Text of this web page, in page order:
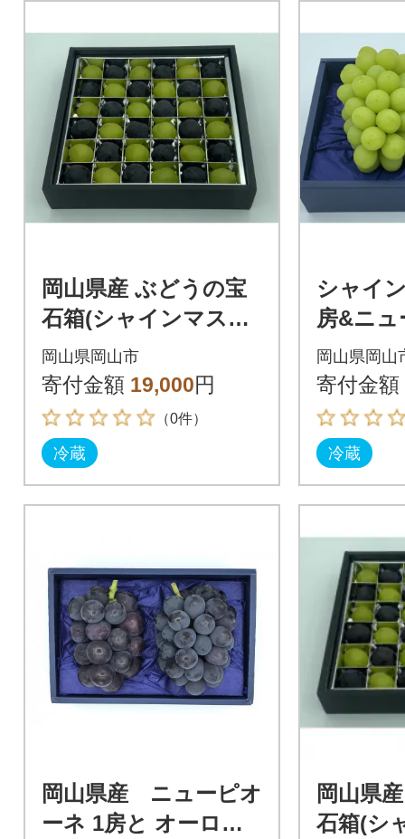
岡山県産 ぶどうの宝
石箱(シャインマスカ
ットとニューピオー
ネ又はオーロラブラ
ック)36粒
岡山県岡山市
寄付金額 19,000円
（0件）
冷蔵
シャイ
房&ニ
はオー
房(1房
岡山県岡山
寄付金額
冷蔵
岡山県産 ニューピオ
ーネ 1房と オーロラ
岡山県
石箱(シ